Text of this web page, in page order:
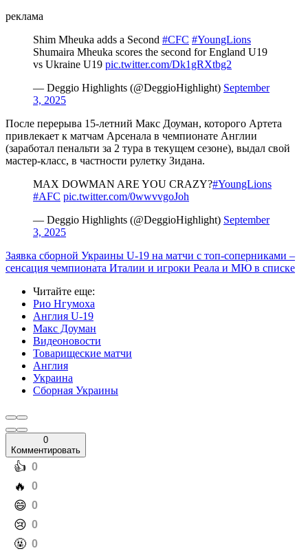
реклама
Shim Mheuka adds a Second #CFC #YoungLions
Shumaira Mheuka scores the second for England U19
vs Ukraine U19 pic.twitter.com/Dk1gRXtbg2
— Deggio Highlights (@DeggioHighlight) September
3, 2025
После перерыва 15-летний Макс Доуман, которого Артета
привлекает к матчам Арсенала в чемпионате Англии
(заработал пенальти за 2 тура в текущем сезоне), выдал свой
мастер-класс, в частности рулетку Зидана.
MAX DOWMAN ARE YOU CRAZY?#YoungLions
#AFC pic.twitter.com/0wwvvgoJoh
— Deggio Highlights (@DeggioHighlight) September
3, 2025
Заявка сборной Украины U-19 на матчи с топ-соперниками –
сенсация чемпионата Италии и игроки Реала и МЮ в списке
Читайте еще:
Рио Нгумоха
Англия U-19
Макс Доуман
Видеоновости
Товарищеские матчи
Англия
Украина
Сборная Украины
0
Комментировать
️👍 0
️🔥 0
️😄 0
️😢 0
️🤬 0